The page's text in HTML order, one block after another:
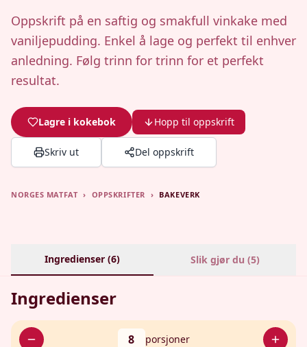
Oppskrift på en saftig og smakfull vinkake med
vaniljepudding. Enkel å lage og perfekt til enhver
anledning. Følg trinn for trinn for et perfekt
resultat.
Lagre i kokebok Hopp til oppskrift
Skriv ut Del oppskrift
NORGES MATFAT › OPPSKRIFTER › BAKEVERK
Ingredienser (6) Slik gjør du (5)
Ingredienser
8 porsjoner